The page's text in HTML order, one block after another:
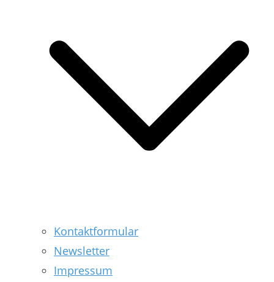
Kontaktformular
Newsletter
Impressum